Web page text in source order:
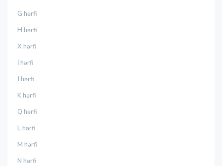
G hərfi
H hərfi
X hərfi
İ hərfi
J hərfi
K hərfi
Q hərfi
L hərfi
M hərfi
N hərfi